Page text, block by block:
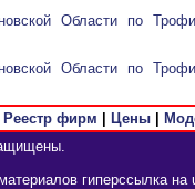
Области по
Области по
Реестр фирм Цены|
гиперссылка на